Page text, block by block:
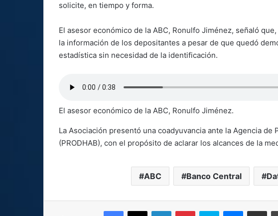
solicite, en tiempo y forma.
El asesor económico de la ABC, Ronulfo Jiménez, señaló
la información de los depositantes a pesar de que quedó
estadística sin necesidad de la identificación.
El asesor económico de la ABC, Ronulfo Jiménez.
La Asociación presentó una coadyuvancia ante la Agencia
(PRODHAB), con el propósito de aclarar los alcances de la
ABC Banco Central
Facebook
X LinkedInPinterestSkype Messenger
Compartir